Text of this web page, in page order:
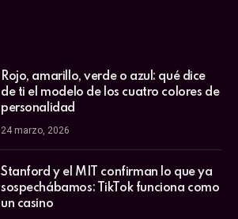
Rojo, amarillo, verde o azul: qué dice
de ti el modelo de los cuatro colores de
personalidad
24 marzo, 2026
Stanford y el MIT confirman lo que ya
sospechábamos: TikTok funciona como
un casino